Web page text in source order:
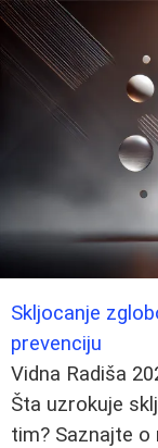
Skljocanje
prevenciju
Vidna Radiša
Šta uzrokuje
tim? Saznajte o